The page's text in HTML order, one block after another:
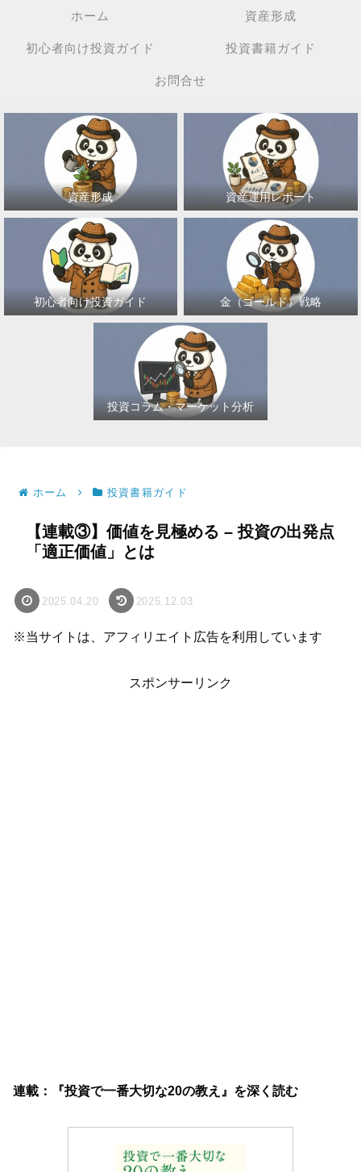
ホーム 資産形成
初心者向け投資ガイド 投資書籍ガイド
お問合せ
資産形成 資産運用レポート
初心者向け投資ガイド 金（ゴールド）戦略
投資コラム・マーケット分析
ホーム 投資書籍ガイド
【連載③】価値を見極める – 投資の出発点
「適正価値」とは
2025.04.20 2025.12.03
※当サイトは、アフィリエイト広告を利用しています
スポンサーリンク
連載：『投資で一番大切な20の教え』を深く読む